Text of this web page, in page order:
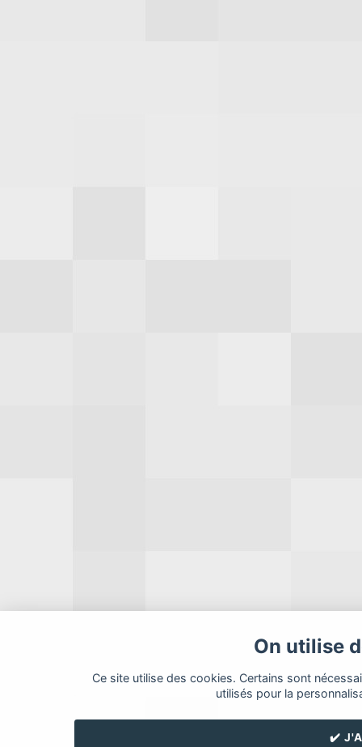
On utilise
Ce site utilise des cookies. Certains sont
utilisés pour la
✔️